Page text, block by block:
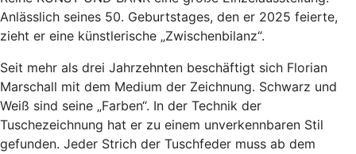
Anlässlich seines 50. Geburtstages, den er 2025 feierte,
zieht er eine künstlerische „Zwischenbilanz“.
Seit mehr als drei Jahrzehnten beschäftigt sich Florian
Marschall mit dem Medium der Zeichnung. Schwarz und
Weiß sind seine „Farben“. In der Technik der
Tuschezeichnung hat er zu einem unverkennbaren Stil
gefunden. Jeder Strich der Tuschfeder muss ab dem